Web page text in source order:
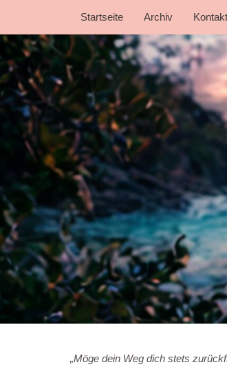
Startseite Archiv Kontakt
„Möge dein Weg dich stets